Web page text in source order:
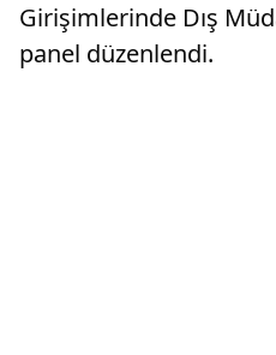
Girişimlerinde Dış
panel düzenlendi.